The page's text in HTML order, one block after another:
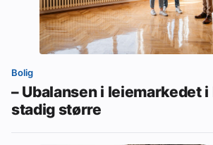
Bolig
– Ubalansen i leiemarkedet
stadig større